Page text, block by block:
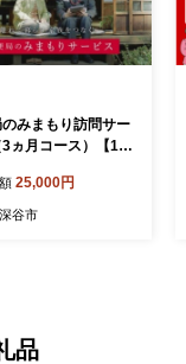
みまもり訪問サー
3ヵ月コース）【112
25,000円
谷市
品